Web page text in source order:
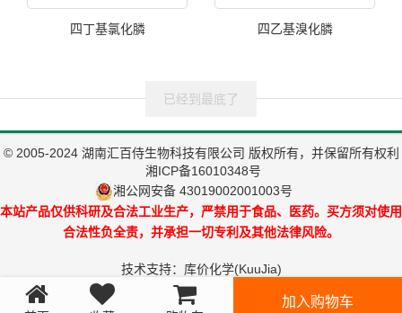
四丁基氯化膦 四乙基溴化膦
已经到最底了
© 2005-2024 湖南汇百侍生物科技有限公司 版权所有，并保留所有权利
湘ICP备16010348号
湘公网安备 43019002001003号
本站产品仅供科研及合法工业生产，严禁用于食品、医药。买方须对使用
合法性负全责，并承担一切专利及其他法律风险。
技术支持： 库价化学(KuuJia)
加入购物车